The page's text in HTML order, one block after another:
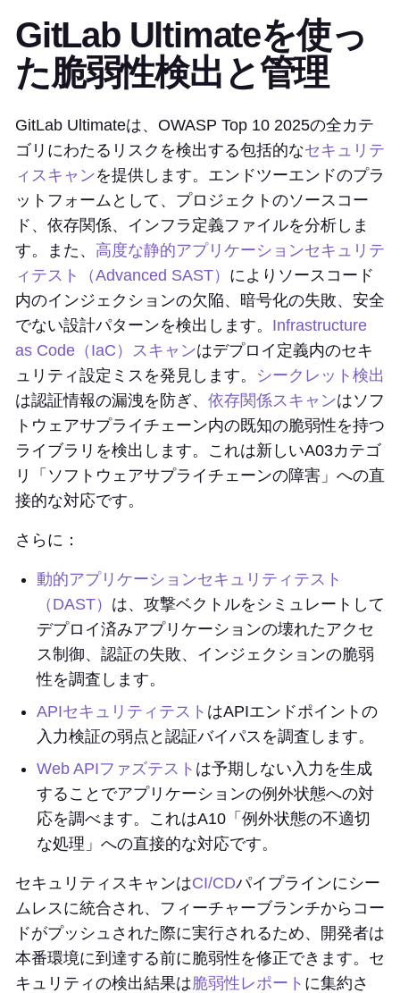
GitLab Ultimateを使っ
た脆弱性検出と管理
GitLab Ultimateは、OWASP Top 10 2025の全カテ
ゴリにわたるリスクを検出する包括的なセキュリテ
ィスキャンを提供します。エンドツーエンドのプラ
ットフォームとして、プロジェクトのソースコー
ド、依存関係、インフラ定義ファイルを分析しま
す。また、 高度な静的アプリケーションセキュリテ
ィテスト（Advanced SAST） によりソースコード
内のインジェクションの欠陥、暗号化の失敗、安全
でない設計パターンを検出します。 Infrastructure
as Code（IaC）スキャンはデプロイ定義内のセキ
ュリティ設定ミスを発見します。 シークレット検出
は認証情報の漏洩を防ぎ、 依存関係スキャンはソフ
トウェアサプライチェーン内の既知の脆弱性を持つ
ライブラリを検出します。これは新しいA03カテゴ
リ「ソフトウェアサプライチェーンの障害」への直
接的な対応です。
さらに：
動的アプリケーションセキュリティテスト
（DAST） は、攻撃ベクトルをシミュレートして
デプロイ済みアプリケーションの壊れたアクセ
ス制御、認証の失敗、インジェクションの脆弱
性を調査します。
APIセキュリティテスト はAPIエンドポイントの
入力検証の弱点と認証バイパスを調査します。
Web APIファズテスト は予期しない入力を生成
することでアプリケーションの例外状態への対
応を調べます。これはA10「例外状態の不適切
な処理」への直接的な対応です。
セキュリティスキャンはCI/CDパイプラインにシー
ムレスに統合され、フィーチャーブランチからコー
ドがプッシュされた際に実行されるため、開発者は
本番環境に到達する前に脆弱性を修正できます。セ
キュリティの検出結果は脆弱性レポート に集約さ